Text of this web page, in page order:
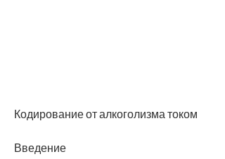
Кодирование от алкоголизма током
Введение